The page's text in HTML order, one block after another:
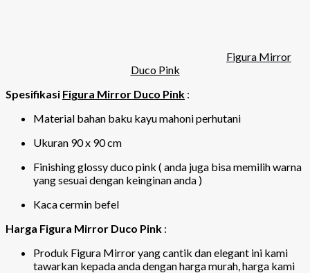
Figura Mirror
Duco Pink
Spesifikasi Figura Mirror Duco Pink :
Material bahan baku kayu mahoni perhutani
Ukuran 90 x 90 cm
Finishing glossy duco pink ( anda juga bisa memilih warna
yang sesuai dengan keinginan anda )
Kaca cermin befel
Harga Figura Mirror Duco Pink :
Produk Figura Mirror yang cantik dan elegant ini kami
tawarkan kepada anda dengan harga murah, harga kami